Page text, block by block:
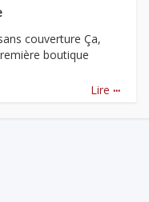
couverture Ça,
boutique
Lire ...